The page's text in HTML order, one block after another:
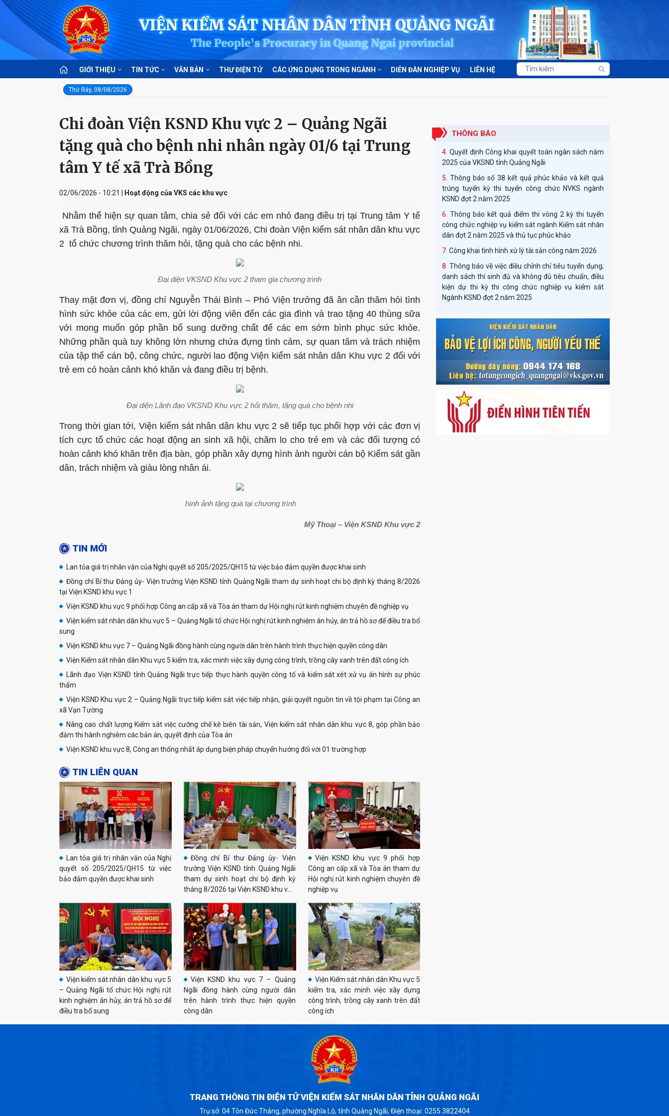
GIỚI THIỆU TIN TỨC VĂN BẢN THƯ ĐIỆN TỬ CÁC ỨNG DỤNG TRONG NGÀNH DIỄN ĐÀN NGHIỆP VỤ LIÊN HỆ
Thứ Bảy, 08/08/2026
Chi đoàn Viện KSND Khu vực 2 – Quảng Ngãi
tặng quà cho bệnh nhi nhân ngày 01/6 tại Trung
tâm Y tế xã Trà Bồng
02/06/2026 - 10:21 | Hoạt động của VKS các khu vực
Nhằm thể hiện sự quan tâm, chia sẻ đối với các em nhỏ đang điều trị tại Trung tâm Y tế
xã Trà Bồng, tỉnh Quảng Ngãi, ngày 01/06/2026, Chi đoàn Viện kiểm sát nhân dân khu vực
2 tổ chức chương trình thăm hỏi, tặng quà cho các bệnh nhi.
Đại diện VKSND Khu vực 2 tham gia chương trình
Thay mặt đơn vị, đồng chí Nguyễn Thái Bình – Phó Viện trưởng đã ân cần thăm hỏi tình
hình sức khỏe của các em, gửi lời động viên đến các gia đình và trao tặng 40 thùng sữa
với mong muốn góp phần bổ sung dưỡng chất để các em sớm bình phục sức khỏe.
Những phần quà tuy không lớn nhưng chứa đựng tình cảm, sự quan tâm và trách nhiệm
của tập thể cán bộ, công chức, người lao động Viện kiểm sát nhân dân Khu vực 2 đối với
trẻ em có hoàn cảnh khó khăn và đang điều trị bệnh.
Đại diện Lãnh đạo VKSND Khu vực 2 hỏi thăm, tặng quà cho bệnh nhi
Trong thời gian tới, Viện kiểm sát nhân dân khu vực 2 sẽ tiếp tục phối hợp với các đơn vị
tích cực tổ chức các hoạt động an sinh xã hội, chăm lo cho trẻ em và các đối tượng có
hoàn cảnh khó khăn trên địa bàn, góp phần xây dựng hình ảnh người cán bộ Kiểm sát gần
dân, trách nhiệm và giàu lòng nhân ái.
hình ảnh tặng quà tại chương trình
Mỹ Thoại – Viện KSND Khu vực 2
TIN MỚI
Lan tỏa giá trị nhân văn của Nghị quyết số 205/2025/QH15 từ việc bảo đảm quyền được khai sinh
Đồng chí Bí thư Đảng ủy- Viện trưởng Viện KSND tỉnh Quảng Ngãi tham dự sinh hoạt chi bộ định kỳ tháng 8/2026
tại Viện KSND khu vực 1
Viện KSND khu vực 9 phối hợp Công an cấp xã và Tòa án tham dự Hội nghị rút kinh nghiệm chuyên đề nghiệp vụ
Viện kiểm sát nhân dân khu vực 5 – Quảng Ngãi tổ chức Hội nghị rút kinh nghiệm án hủy, án trả hồ sơ để điều tra bổ
sung
Viện KSND khu vực 7 – Quảng Ngãi đồng hành cùng người dân trên hành trình thực hiện quyền công dân
Viện Kiểm sát nhân dân Khu vực 5 kiểm tra, xác minh việc xây dựng công trình, trồng cây xanh trên đất công ích
Lãnh đạo Viện KSND tỉnh Quảng Ngãi trực tiếp thực hành quyền công tố và kiểm sát xét xử vụ án hình sự phúc
thẩm
Viện KSND Khu vực 2 – Quảng Ngãi trực tiếp kiểm sát việc tiếp nhận, giải quyết nguồn tin về tội phạm tại Công an
xã Vạn Tường
Nâng cao chất lượng Kiểm sát việc cưỡng chế kê biên tài sản, Viện kiểm sát nhân dân khu vực 8, góp phần bảo
đảm thi hành nghiêm các bản án, quyết định của Tòa án
Viện KSND khu vực 8, Công an thống nhất áp dụng biện pháp chuyển hướng đối với 01 trường hợp
TIN LIÊN QUAN
Lan tỏa giá trị nhân văn của Nghị
quyết số 205/2025/QH15 từ việc
bảo đảm quyền được khai sinh
Đồng chí Bí thư Đảng ủy- Viện
trưởng Viện KSND tỉnh Quảng Ngãi
tham dự sinh hoạt chi bộ định kỳ
tháng 8/2026 tại Viện KSND khu vực
Viện KSND khu vực 9 phối hợp
Công an cấp xã và Tòa án tham dự
Hội nghị rút kinh nghiệm chuyên đề
nghiệp vụ
Viện kiểm sát nhân dân khu vực 5
– Quảng Ngãi tổ chức Hội nghị rút
kinh nghiệm án hủy, án trả hồ sơ để
điều tra bổ sung
Viện KSND khu vực 7 – Quảng
Ngãi đồng hành cùng người dân
trên hành trình thực hiện quyền
công dân
Viện Kiểm sát nhân dân Khu vực 5
kiểm tra, xác minh việc xây dựng
công trình, trồng cây xanh trên đất
công ích
THÔNG BÁO
Thông báo tuyển dụng công chức ngành Kiểm sát
nhân dân năm 2026 theo Nghị định số
179/2024/NĐ-CP
Quyết định về việc công bố công khai phân bổ dự
truyền chào mừng kỷ niệm 66 năm Ngày thành lập
ngành Kiểm sát nhân dân (26/7/1960 - 26/7/2026)
Quyết định Công khai quyết toán ngân sách năm
2025 của VKSND tỉnh Quảng Ngãi
Thông báo số 38 kết quả phúc khảo và kết quả
trúng tuyển kỳ thi tuyển công chức NVKS ngành
KSND đợt 2 năm 2025
Thông báo kết quả điểm thi vòng 2 kỳ thi tuyển
công chửc nghiệp vụ kiểm sát ngành Kiểm sát nhân
dân đợt 2 năm 2025 và thủ tục phúc khảo
Công khai tình hình xử lý tài sản công năm 2026
Thông báo về việc điều chỉnh chỉ tiêu tuyển dụng;
danh sách thí sinh đủ và không đủ tiêu chuẩn, điều
kiện dự thi kỳ thi công chức nghiệp vụ kiểm sát
Ngành KSND đợt 2 năm 2025
Quyết định công khai phân bổ dự toán đầu năm
2026
Thông báo tuyển dụng công chức ngành Kiểm
sát nhân dân năm 2026 theo Nghị định số
179/2024/NĐ-CP
Quyết định về việc công bố công khai phân bổ dự
toán ngân sách Nhà nước năm 2026 của Viện kiểm
sát nhân dân tỉnh Quảng Ngãi
Thông báo về việc tổ chức các hoạt động tuyên
TRANG THÔNG TIN ĐIỆN TỬ VIỆN KIỂM SÁT NHÂN DÂN TỈNH QUẢNG NGÃI
Trụ sở: 04 Tôn Đức Thắng, phường Nghĩa Lộ, tỉnh Quảng Ngãi, Điện thoại: 0255.3822404